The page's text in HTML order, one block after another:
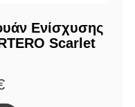
Ενίσχυσης
Scarlet